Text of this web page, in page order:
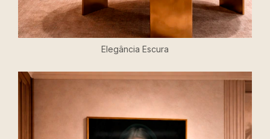
Elegância Escura